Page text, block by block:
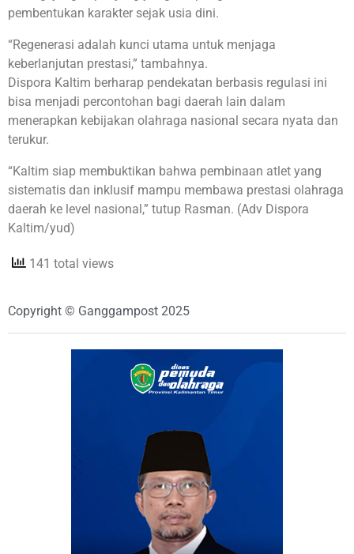
pembentukan karakter sejak usia dini.
“Regenerasi adalah kunci utama untuk menjaga
keberlanjutan prestasi,” tambahnya.
Dispora Kaltim berharap pendekatan berbasis regulasi ini
bisa menjadi percontohan bagi daerah lain dalam
menerapkan kebijakan olahraga nasional secara nyata dan
terukur.
“Kaltim siap membuktikan bahwa pembinaan atlet yang
sistematis dan inklusif mampu membawa prestasi olahraga
daerah ke level nasional,” tutup Rasman. (Adv Dispora
Kaltim/yud)
141 total views
Copyright © Ganggampost 2025